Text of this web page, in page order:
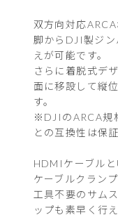
双方向対応
脚からDJI製ジ
えが可能です。
さらに着脱式デ
面に移設して縦
す。
※DJIのARCA規
との互換性は保
HDMIケーブル
ケーブルクラン
工具不要のサム
ップも素早く行え